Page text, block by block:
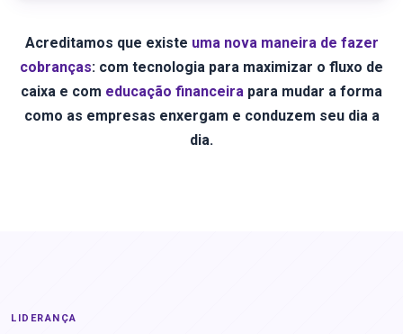
Acreditamos que existe uma nova maneira de fazer
cobranças: com tecnologia para maximizar o fluxo de
caixa e com educação financeira para mudar a forma
como as empresas enxergam e conduzem seu dia a
dia.
LIDERANÇA